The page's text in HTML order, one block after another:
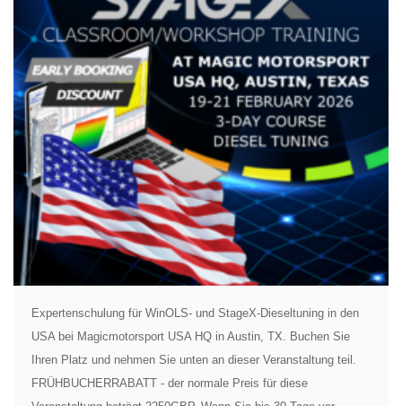
Expertenschulung für WinOLS- und StageX-Dieseltuning in den
USA bei Magicmotorsport USA HQ in Austin, TX. Buchen Sie
Ihren Platz und nehmen Sie unten an dieser Veranstaltung teil.
FRÜHBUCHERRABATT - der normale Preis für diese